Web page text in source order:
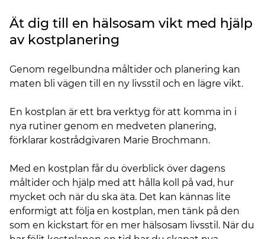
Ät dig till en hälsosam vikt med hjälp
av kostplanering
Genom regelbundna måltider och planering kan
maten bli vägen till en ny livsstil och en lägre vikt.
En kostplan är ett bra verktyg för att komma in i
nya rutiner genom en medveten planering,
förklarar kostrådgivaren Marie Brochmann.
Med en kostplan får du överblick över dagens
måltider och hjälp med att hålla koll på vad, hur
mycket och när du ska äta. Det kan kännas lite
enformigt att följa en kostplan, men tänk på den
som en kickstart för en mer hälsosam livsstil. När du